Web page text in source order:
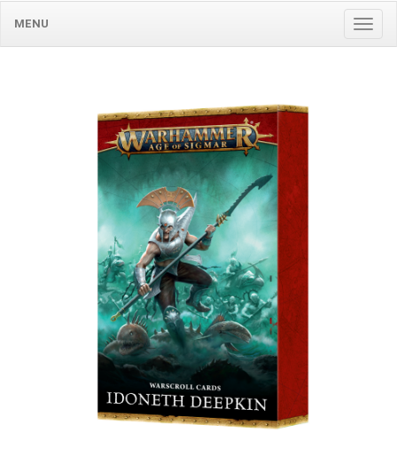
MENU